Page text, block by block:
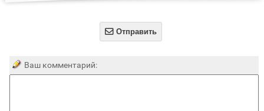
 Отправить
Ваш комментарий: